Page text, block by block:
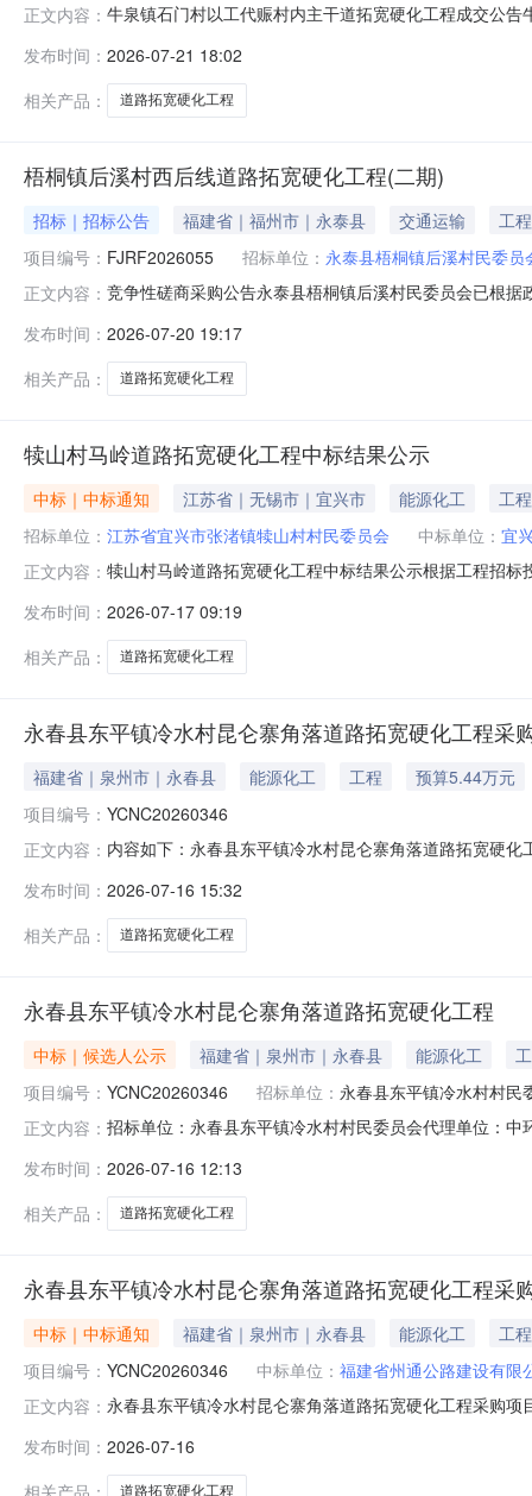
正文内容： 牛泉镇石门村以工代赈村内主干道拓宽硬化工程成交公
隆顺建筑劳务有限公司104,650.00山东省济南市莱芜区
发布时间： 2026-07-21 18:02
相关产品：
道路拓宽硬化工程
梧桐镇后溪村西后线道路拓宽硬化工程(二期)
招标｜招标公告 福建省｜福州市｜永泰县 交通运输
工程
项目编号： FJRF2026055 招标单位： 永泰县梧桐镇后溪村民委员
正文内容： 竞争性磋商采购公告永泰县梧桐镇后溪村民委员会已根
拓宽硬化工程（二期）2.项目编号：FJRF20260553.采
0序号采购标的
发布时间： 2026-07-20 19:17
相关产品：
道路拓宽硬化工程
犊山村马岭道路拓宽硬化工程中标结果公示
中标｜中标通知 江苏省｜无锡市｜宜兴市 能源化工
工程
招标单位： 江苏省宜兴市张渚镇犊山村村民委员会 中标单位： 宜
正文内容： 犊山村马岭道路拓宽硬化工程中标结果公示根据工程招
斌中标工期：45日历天自2026年7月17日起，至2026年
发布时间： 2026-07-17 09:19
相关产品：
道路拓宽硬化工程
永春县东平镇冷水村昆仑寨角落道路拓宽硬化工程采
福建省｜泉州市｜永春县 能源化工 工程
预算5.44万元
项目编号： YCNC20260346
正文内容： 内容如下：永春县东平镇冷水村昆仑寨角落道路拓宽硬
发布时间： 2026-07-16 15:32
相关产品：
道路拓宽硬化工程
永春县东平镇冷水村昆仑寨角落道路拓宽硬化工程
中标｜候选人公示 福建省｜泉州市｜永春县 能源化工
项目编号： YCNC20260346 招标单位： 永春县东平镇冷水村村民
正文内容： 招标单位：永春县东平镇冷水村村民委员会代理单位：
建）项目管理有限公司会议室抽取供应商，现将候选供
限公司福建肴嘉建设有限公
发布时间： 2026-07-16 12:13
相关产品：
道路拓宽硬化工程
永春县东平镇冷水村昆仑寨角落道路拓宽硬化工程采
中标｜中标通知 福建省｜泉州市｜永春县 能源化工
工程
项目编号： YCNC20260346 中标单位： 福建省州通公路建设有限
正文内容： 永春县东平镇冷水村昆仑寨角落道路拓宽硬化工程采购
2026-07-16
发布时间： 2026-07-16
相关产品：
道路拓宽硬化工程